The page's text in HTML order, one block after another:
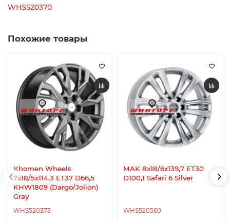
WHS520370
Похожие товары
Khomen Wheels
7x18/5x114,3 ET37 D66,5
KHW1809 (Dargo/Jolion)
Gray
WHS520373
MAK 8x18/6x139,7 ET30
D100,1 Safari 6 Silver
WHS520560